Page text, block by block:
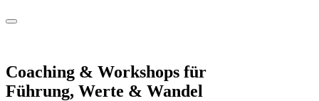
Coaching & Workshops für
Führung, Werte & Wandel